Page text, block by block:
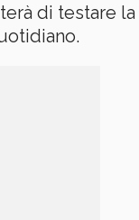
di testare